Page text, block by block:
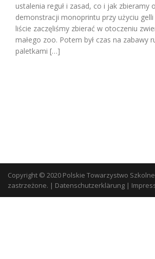
ustalenia reguł i zasad, co i jak zbieramy
demonstracji monoprintu przy użyciu gelli
liście zaczęliśmy zbierać w otoczeniu
małego zoo. Potem był czas na zabawy
paletkami […]
Copyright © 2020 Polskie Towarzystwo
zastrzeżone. | Datenschutzerklärung |